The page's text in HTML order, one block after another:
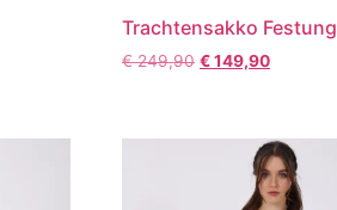
Trachtensakko Festung
€249,90 €149,90